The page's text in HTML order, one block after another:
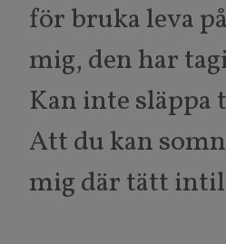
för bruka leva
mig, den har
Kan inte släppa
Att du kan
mig där tätt